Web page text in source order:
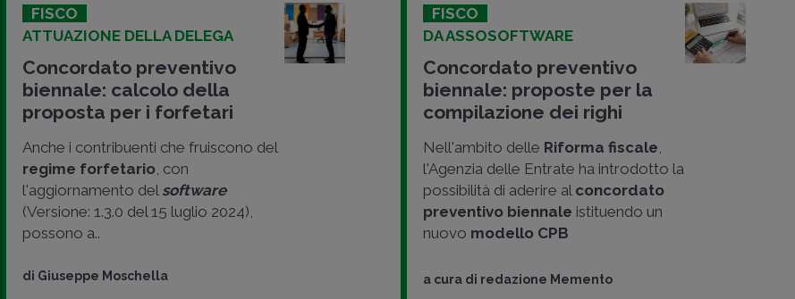
SU
FISCO
ATTUAZIONE DELLA DELEGA
Concordato preventivo
biennale: calcolo della
proposta per i forfetari
Anche i contribuenti che fruiscono del
regime forfetario, con
l'aggiornamento del software
(Versione: 1.3.0 del 15 luglio 2024),
possono a..
di Giuseppe Moschella
FISCO
DA ASSOSOFTWARE
Concordato preventivo
biennale: proposte per la
compilazione dei righi
Nell'ambito delle Riforma fiscale,
l'Agenzia delle Entrate ha introdotto la
possibilità di aderire al concordato
preventivo biennale istituendo un
nuovo modello CPB
a cura di redazione Memento